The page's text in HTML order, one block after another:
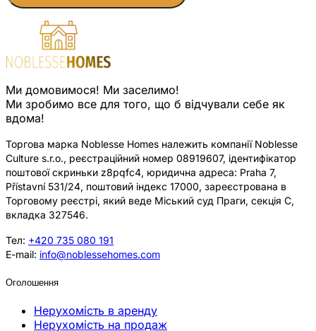
Ми домовимося! Ми заселимо!
Ми зробимо все для того, що б відчували себе як
вдома!
Торгова марка Noblesse Homes належить компанії Noblesse
Culture s.r.o., реєстраційний номер 08919607, ідентифікатор
поштової скриньки z8pqfc4, юридична адреса: Praha 7,
Přístavní 531/24, поштовий індекс 17000, зареєстрована в
Торговому реєстрі, який веде Міський суд Праги, секція C,
вкладка 327546.
Тел: +420 735 080 191
E-mail: info@noblessehomes.com
Оголошення
Нерухомість в аренду
Нерухомість на продаж